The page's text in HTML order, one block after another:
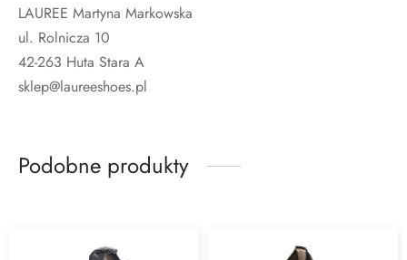
LAUREE Martyna Markowska
ul. Rolnicza 10
42-263 Huta Stara A
sklep@laureeshoes.pl
Podobne produkty